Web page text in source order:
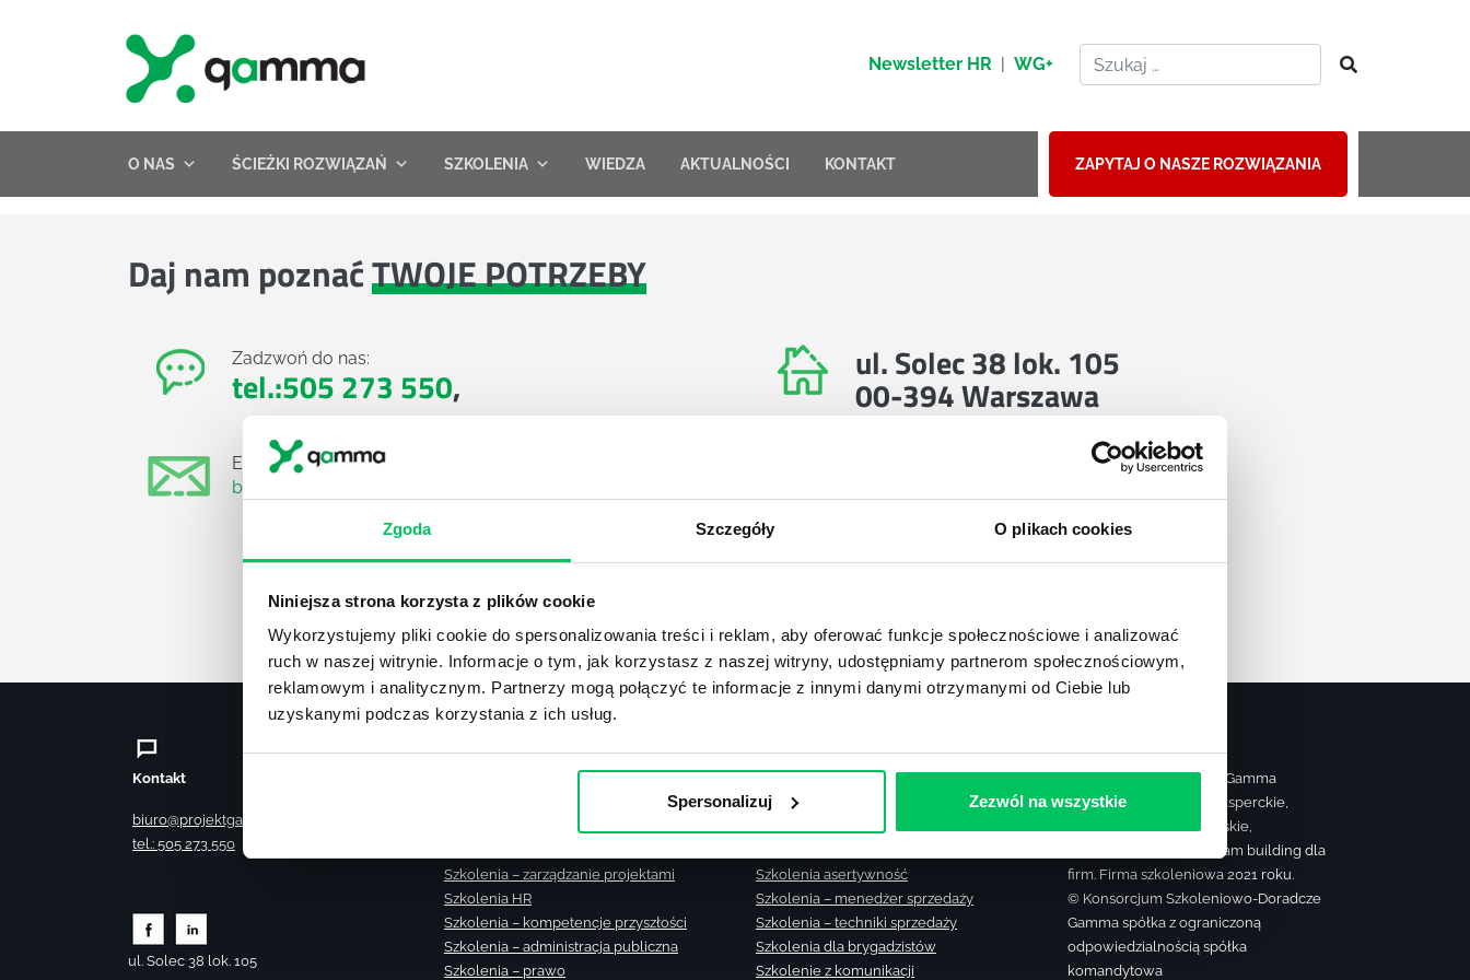
Zgoda Szczegóły O plikach cookies
Niniejsza strona korzysta z plików cookie
Wykorzystujemy pliki cookie do spersonalizowania treści i reklam, aby oferować funkcje społecznościowe i analizować
ruch w naszej witrynie. Informacje o tym, jak korzystasz z naszej witryny, udostępniamy partnerom społecznościowym,
reklamowym i analitycznym. Partnerzy mogą połączyć te informacje z innymi danymi otrzymanymi od Ciebie lub
uzyskanymi podczas korzystania z ich usług.
Spersonalizuj Zezwól na wszystkie
Newsletter HR | WG+
O NAS ŚCIEŻKI ROZWIĄZAŃ SZKOLENIA WIEDZA AKTUALNOŚCI KONTAKT ZAPYTAJ O NASZE ROZWIĄZANIA
Daj nam poznaćTWOJE POTRZEBY
Zadzwoń do nas:
tel.:505 273 550,
E-mail:
biuro@projektgamma.pl
ul. Solec 38 lok. 105
00-394 Warszawa
Zobacz mapę
lub użyj formularza
ZAPYTAJ O NASZE ROZWIĄZANIA
Kontakt
biuro@projektgamma.pl
tel.: 505 273 550
ul. Solec 38 lok. 105
Szkolenia zamknięte
Szkolenia sprzedażowe
Szkolenia – zarządzanie projektami
Szkolenia HR
Szkolenia – kompetencje przyszłości
Szkolenia – administracja publiczna
Szkolenia – prawo
Szkolenia – zarządzanie zmianą
Szkolenia – zarządzanie czasem
Szkolenie – zarządzanie sprzedażą
Szkolenia asertywność
Szkolenia – menedżer sprzedaży
Szkolenia – techniki sprzedaży
Szkolenia dla brygadzistów
Szkolenie z komunikacji
Strona należy do grupy Gamma
realizującej szkolenia eksperckie,
sprzedażowe, managerskie,
farmaceutyczne oraz team building dla
firm. Firma szkoleniowa 2021 roku.
© Konsorcjum Szkoleniowo-Doradcze
Gamma spółka z ograniczoną
odpowiedzialnością spółka
komandytowa